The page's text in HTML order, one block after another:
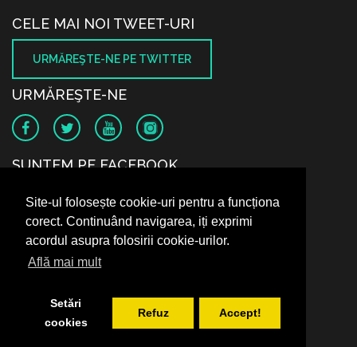
Site-ul folosește cookie-uri pentru a funcționa
corect. Continuând navigarea, iți exprimi
acordul asupra folosirii cookie-urilor.
Află mai mult
Setări
cookies
Refuz Accept!
CELE MAI NOI TWEET-URI
URMĂREŞTE-NE PE TWITTER
URMĂREŞTE-NE
SUNTEM PE FACEBOOK